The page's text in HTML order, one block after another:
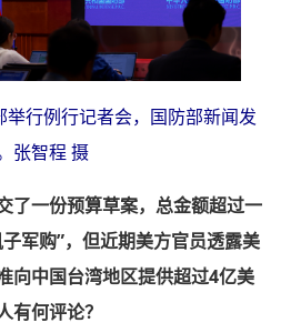
行例行记者会，国防部新闻发
张智程 摄
了一份预算草案，总金额超过一
军购”，但近期美方官员透露美
向中国台湾地区提供超过4亿美
有何评论？